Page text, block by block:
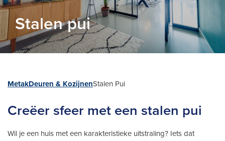
Stalen pui
MetakDeuren & KozijnenStalen Pui
Creëer sfeer met een stalen pui
Wil je een huis met een karakteristieke uitstraling? Iets dat